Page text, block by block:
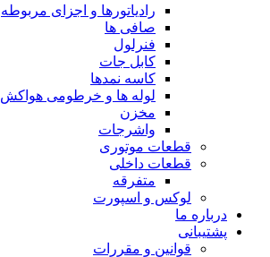
رادیاتورها و اجزای مربوطه
صافی ها
فنرلول
کابل جات
کاسه نمدها
لوله ها و خرطومی هواکش
مخزن
واشرجات
قطعات موتوری
قطعات داخلی
متفرقه
لوکس و اسپورت
درباره ما
پشتیبانی
قوانین و مقررات